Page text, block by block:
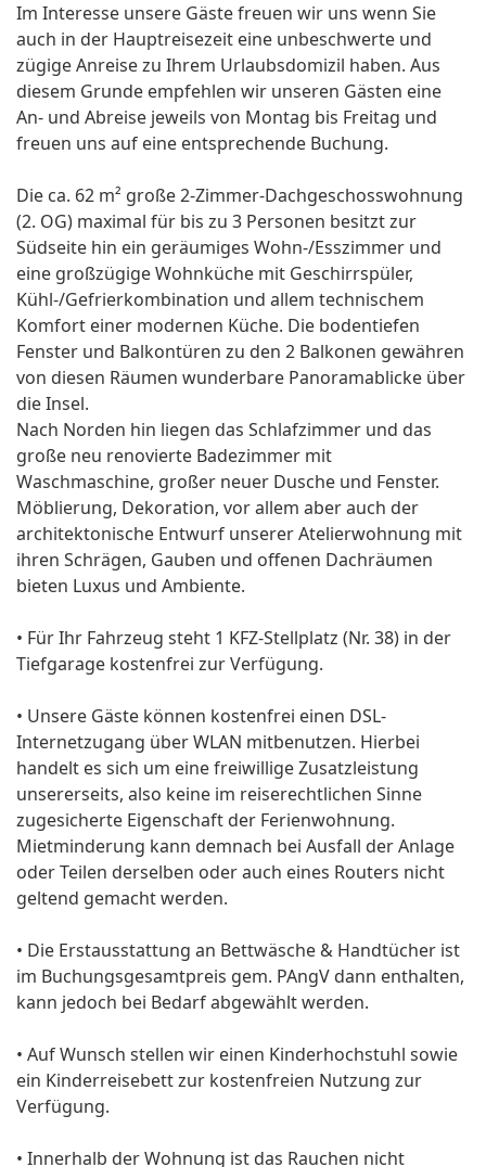
Im Interesse unsere Gäste freuen wir uns wenn Sie
auch in der Hauptreisezeit eine unbeschwerte und
zügige Anreise zu Ihrem Urlaubsdomizil haben. Aus
diesem Grunde empfehlen wir unseren Gästen eine
An- und Abreise jeweils von Montag bis Freitag und
freuen uns auf eine entsprechende Buchung.
Die ca. 62 m² große 2-Zimmer-Dachgeschosswohnung
(2. OG) maximal für bis zu 3 Personen besitzt zur
Südseite hin ein geräumiges Wohn-/Esszimmer und
eine großzügige Wohnküche mit Geschirrspüler,
Kühl-/Gefrierkombination und allem technischem
Komfort einer modernen Küche. Die bodentiefen
Fenster und Balkontüren zu den 2 Balkonen gewähren
von diesen Räumen wunderbare Panoramablicke über
die Insel.
Nach Norden hin liegen das Schlafzimmer und das
große neu renovierte Badezimmer mit
Waschmaschine, großer neuer Dusche und Fenster.
Möblierung, Dekoration, vor allem aber auch der
architektonische Entwurf unserer Atelierwohnung mit
ihren Schrägen, Gauben und offenen Dachräumen
bieten Luxus und Ambiente.
• Für Ihr Fahrzeug steht 1 KFZ-Stellplatz (Nr. 38) in der
Tiefgarage kostenfrei zur Verfügung.
• Unsere Gäste können kostenfrei einen DSL-
Internetzugang über WLAN mitbenutzen. Hierbei
handelt es sich um eine freiwillige Zusatzleistung
unsererseits, also keine im reiserechtlichen Sinne
zugesicherte Eigenschaft der Ferienwohnung.
Mietminderung kann demnach bei Ausfall der Anlage
oder Teilen derselben oder auch eines Routers nicht
geltend gemacht werden.
• Die Erstausstattung an Bettwäsche & Handtücher ist
im Buchungsgesamtpreis gem. PAngV dann enthalten,
kann jedoch bei Bedarf abgewählt werden.
• Auf Wunsch stellen wir einen Kinderhochstuhl sowie
ein Kinderreisebett zur kostenfreien Nutzung zur
Verfügung.
• Innerhalb der Wohnung ist das Rauchen nicht